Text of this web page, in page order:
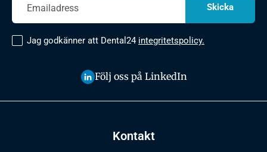
Kontakt
Jag godkänner att Dental24 integritetspolicy.
Följ oss på LinkedIn